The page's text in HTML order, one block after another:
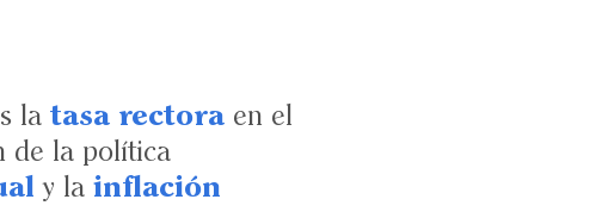
la tasa rectora en el
de la política
y la inflación